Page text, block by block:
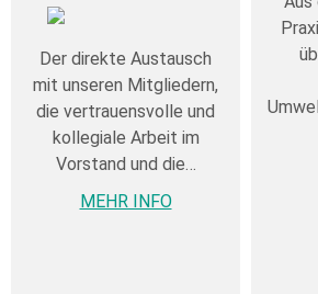
Der direkte Austausch
mit unseren Mitgliedern,
die vertrauensvolle und
kollegiale Arbeit im
Vorstand und die…
MEHR INFO